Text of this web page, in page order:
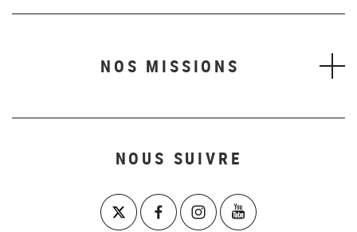
NOS MISSIONS
NOUS SUIVRE